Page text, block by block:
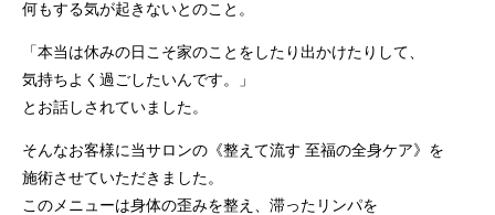
何もする気が起きないとのこと。
「本当は休みの日こそ家のことをしたり出かけたりして、
気持ちよく過ごしたいんです。」
とお話しされていました。
そんなお客様に当サロンの《整えて流す 至福の全身ケア》を
施術させていただきました。
このメニューは身体の歪みを整え、滞ったリンパを